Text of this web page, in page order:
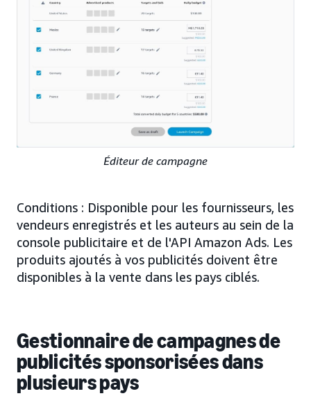
Éditeur de campagne
Conditions : Disponible pour les fournisseurs, les
vendeurs enregistrés et les auteurs au sein de la
console publicitaire et de l'API Amazon Ads. Les
produits ajoutés à vos publicités doivent être
disponibles à la vente dans les pays ciblés.
Gestionnaire de campagnes de
publicités sponsorisées dans
plusieurs pays